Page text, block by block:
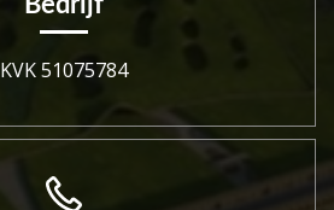
KVK 51075784